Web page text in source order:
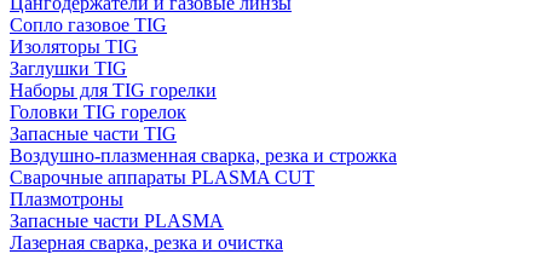
Сопло газовое TIG
Изоляторы TIG
Заглушки TIG
Наборы для TIG горелки
Головки TIG горелок
Запасные части TIG
Воздушно-плазменная сварка, резка и строжка
Сварочные аппараты PLASMA CUT
Плазмотроны
Запасные части PLASMA
Лазерная сварка, резка и очистка